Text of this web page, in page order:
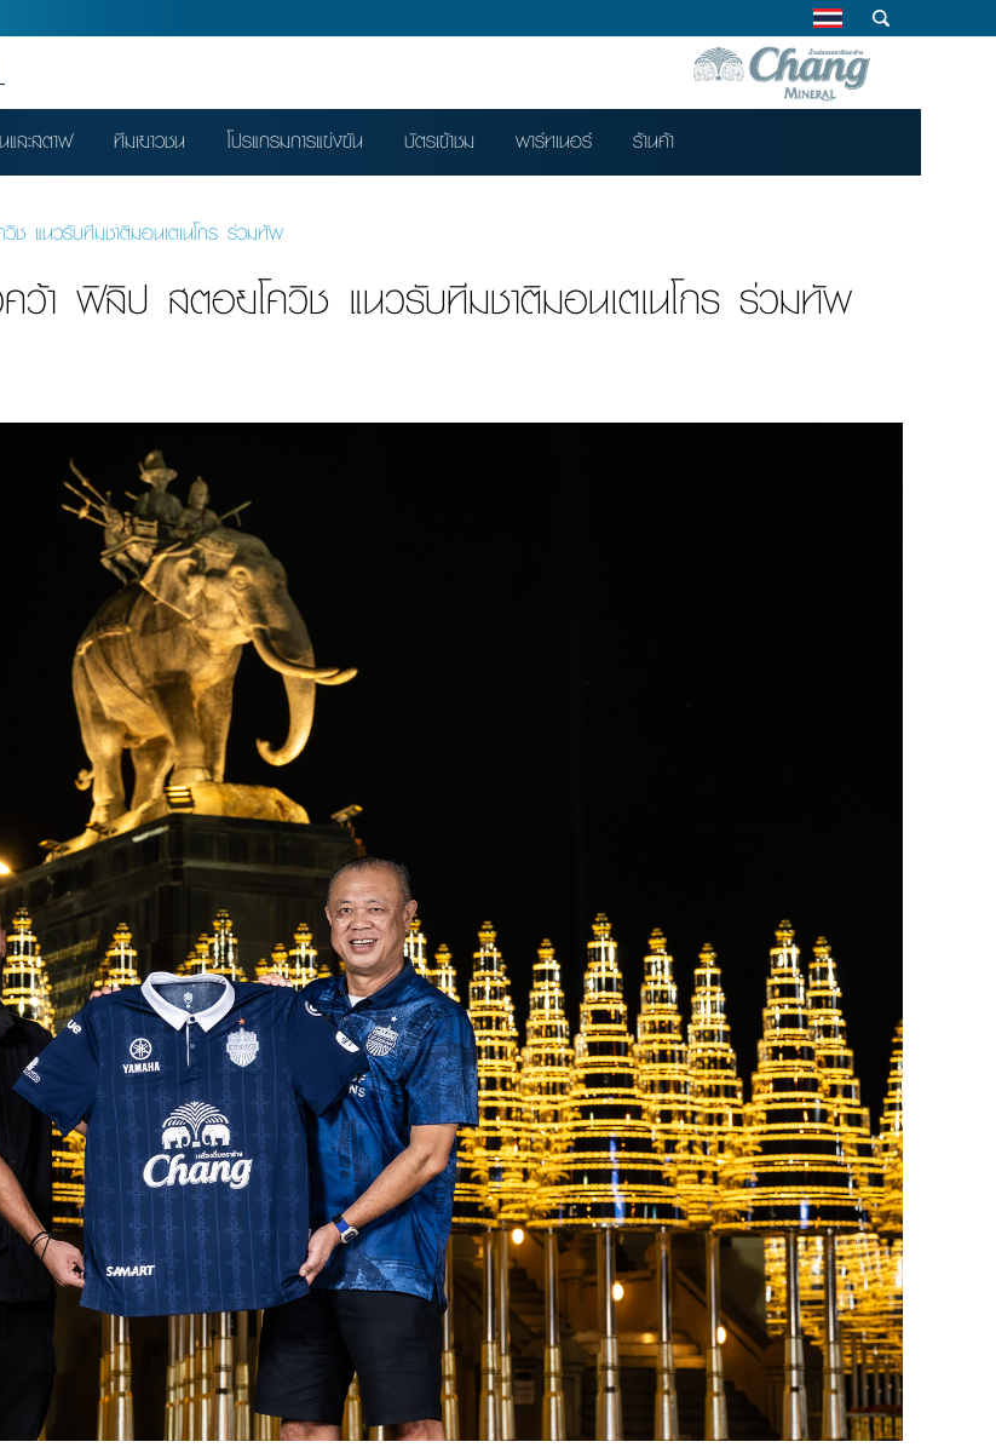
และสตาฟ ทีมเยาวชน โปรแกรมการแข่งขัน บัตรเข้าชม พาร์ทเนอร์ ร้านค้า
ช แนวรับทีมชาติมอนเตเนโกร ร่วมทัพ
คว้า ฟิลิป สตอยโควิช แนวรับทีมชาติมอนเตเนโกร ร่วมทัพ